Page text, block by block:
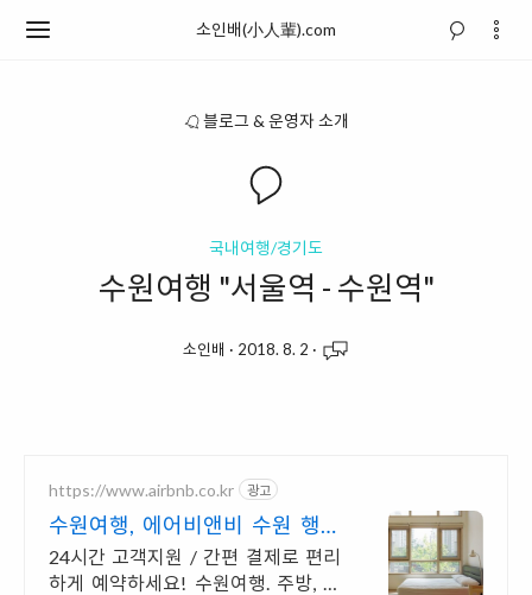
소인배(小人輩).com
블로그 & 운영자 소개
국내여행/경기도
수원여행 "서울역 - 수원역"
소인배 · 2018. 8. 2 ·
https://www.airbnb.co.kr 광고
수원여행, 에어비앤비 수원 행궁
동 골목 여행
24시간 고객지원 / 간편 결제로 편리
하게 예약하세요! 수원여행. 주방, 수